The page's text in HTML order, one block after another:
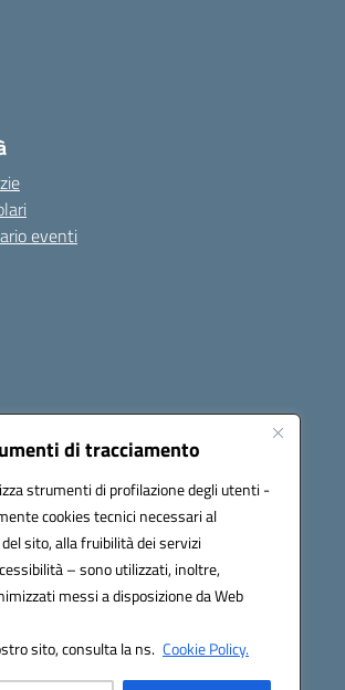
di tracciamento
strumenti di profilazione degli utenti -
cookies tecnici necessari al
sito, alla fruibilità dei servizi
– sono utilizzati, inoltre,
messi a disposizione da Web
sito, consulta la ns. Cookie Policy.
eventi